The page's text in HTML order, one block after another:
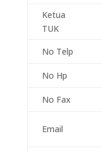
Ketua
TUK
No Telp
No Hp
No Fax
Email